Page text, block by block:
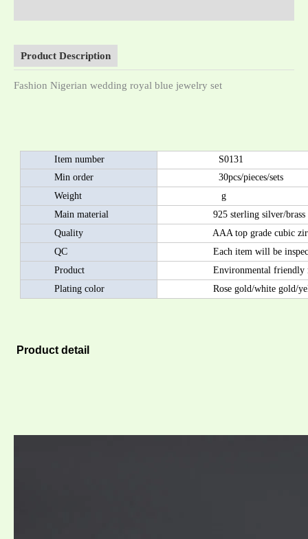
Product Description
Fashion Nigerian wedding royal blue jewelry set
Item number
S0131
Min order
30pcs/pieces/sets
Weight
g
Main material
925 sterling silver/brass as
Quality
AAA top grade cubic zircon/
QC
Each item will be inspected
Product
Environmental friendly
Plating color
Rose gold/white gold/
Product detail